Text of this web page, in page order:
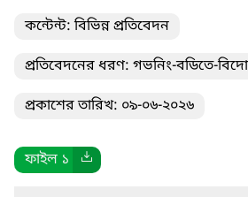
কন্টেন্ট: বিভিন্ন প্রতিবেদন
প্রতিবেদনের ধরণ: গভনিং-বডিতে-
প্রকাশের তারিখ: ০৯-০৬-২০২৬
ফাইল ১